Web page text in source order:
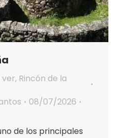
ver, Rincón de la
08/07/2026
de los principales